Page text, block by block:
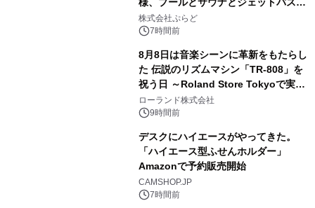
きで Villa Mon Temps AWAJIの連泊
素泊りプラン
株式会社ぷらど
7時間前
8月8日は音楽シーンに革新をもたらし
た 伝説のリズムマシン「TR-808」を
祝う日 ～Roland Store Tokyoで実機
を展示しての 記念キャンペーンを開
催 英国ラジオ「NTS」の 特別プログ
アーティストを フィーチャーしたアニ
メーションを公開～
ローランド株式会社
9時間前
デスクにハイエースがやってきた。
「ハイエース型ふせんホルダー」
Amazonで予約販売開始
CAMSHOP.JP
7時間前